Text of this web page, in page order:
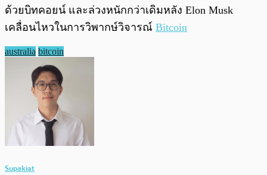
ด้วยบิทคอยน์ และล่วงหนักกว่าเดิมหลัง Elon Musk
เคลื่อนไหวในการวิพากษ์วิจารณ์ Bitcoin
australia bitcoin
Supakiat